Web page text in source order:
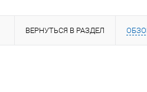
ВЕРНУТЬСЯ В РАЗДЕЛ